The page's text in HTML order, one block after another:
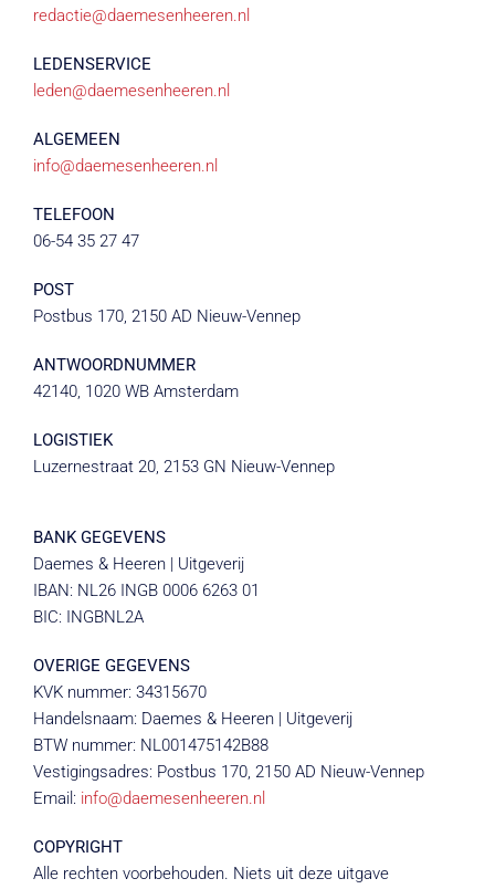
redactie@daemesenheeren.nl
LEDENSERVICE
leden@daemesenheeren.nl
ALGEMEEN
info@daemesenheeren.nl
TELEFOON
06-54 35 27 47
POST
Postbus 170, 2150 AD Nieuw-Vennep
ANTWOORDNUMMER
42140, 1020 WB Amsterdam
LOGISTIEK
Luzernestraat 20, 2153 GN Nieuw-Vennep
BANK GEGEVENS
Daemes & Heeren | Uitgeverij
IBAN: NL26 INGB 0006 6263 01
BIC: INGBNL2A
OVERIGE GEGEVENS
KVK nummer: 34315670
Handelsnaam: Daemes & Heeren | Uitgeverij
BTW nummer: NL001475142B88
Vestigingsadres: Postbus 170, 2150 AD Nieuw-Vennep
Email: info@daemesenheeren.nl
COPYRIGHT
Alle rechten voorbehouden. Niets uit deze uitgave